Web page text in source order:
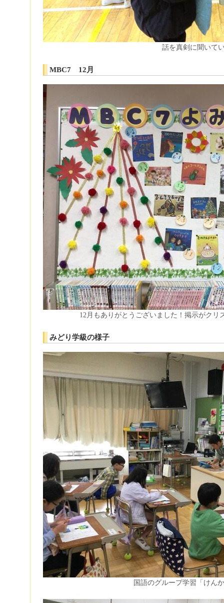
話を真剣に聞いて
MBC7 12月
12月もありがとうございました！掲示がクリ
みどり学級の様子
国語のグループ学習「けん